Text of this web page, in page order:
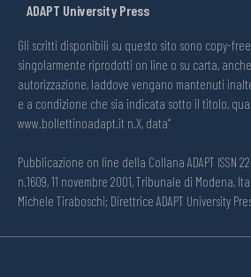
ADAPT University Press
Gli scritti disponibili su questo sito sono copy-
singolarmente riprodotti on line o su carta,
autorizzazione, laddove vengano mantenuti
e a condizione che sia indicata sotto il titolo,
www.bollettinoadapt.it n.X, data“
Pubblicazione on line della Collana ADAPT ISSN
n.1609, 11 novembre 2001, Tribunale di Modena,
Michele Tiraboschi; Direttrice ADAPT University